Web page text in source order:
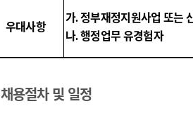
우대사항
가.정부재정지원사업 또는
나.행정업무 유경험자
채용절차 및 일정